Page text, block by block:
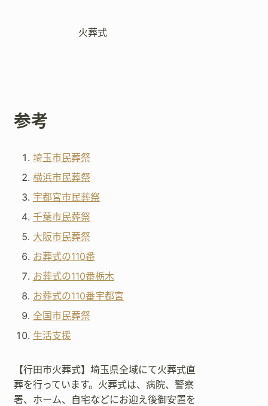
火葬式
参考
埼玉市民葬祭
横浜市民葬祭
宇都宮市民葬祭
千葉市民葬祭
大阪市民葬祭
お葬式の110番
お葬式の110番栃木
お葬式の110番宇都宮
全国市民葬祭
生活支援
【行田市火葬式】埼玉県全域にて火葬式直
葬を行っています。火葬式は、病院、警察
署、ホーム、自宅などにお迎え後御安置を